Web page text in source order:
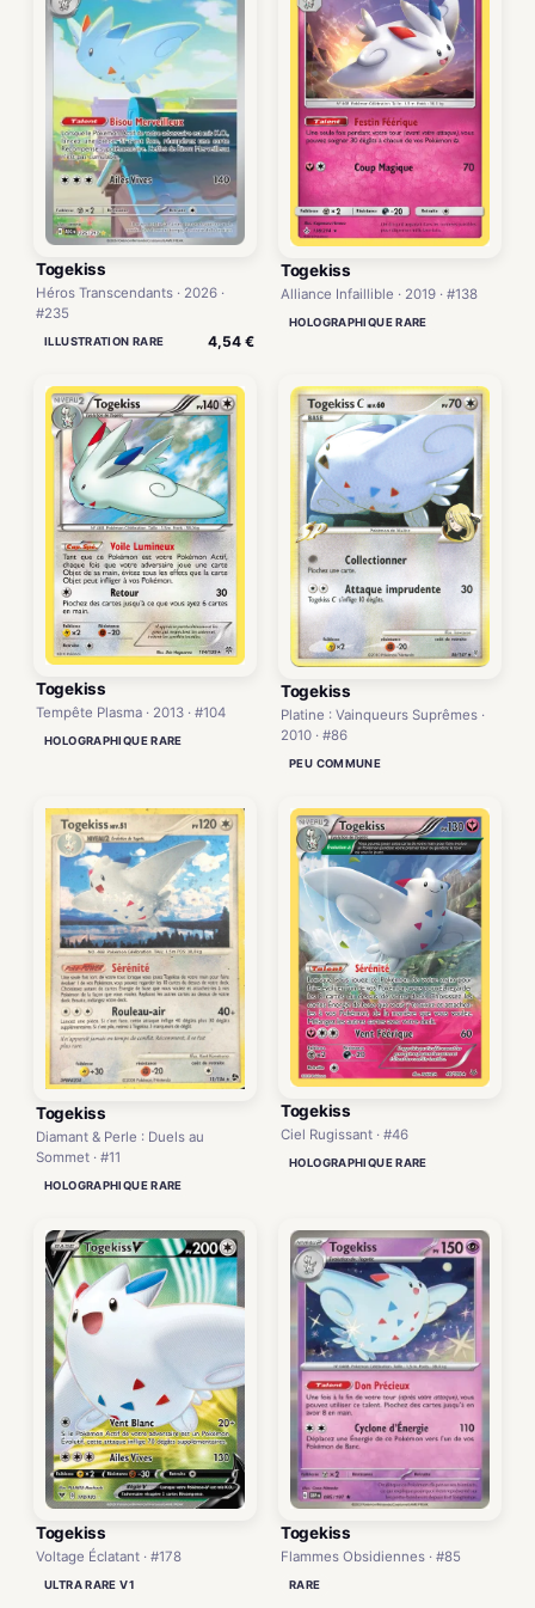
Togekiss
Héros Transcendants · 2026 ·
#235
ILLUSTRATION RARE 4,54 €
Togekiss
Alliance Infaillible · 2019 · #138
HOLOGRAPHIQUE RARE
Togekiss
Tempête Plasma · 2013 · #104
HOLOGRAPHIQUE RARE
Togekiss
Platine : Vainqueurs Suprêmes ·
2010 · #86
PEU COMMUNE
Togekiss
Diamant & Perle : Duels au
Sommet · #11
HOLOGRAPHIQUE RARE
Togekiss
Ciel Rugissant · #46
HOLOGRAPHIQUE RARE
Togekiss
Voltage Éclatant · #178
ULTRA RARE V1
Togekiss
Flammes Obsidiennes · #85
RARE